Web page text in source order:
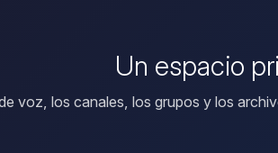
Un espacio
voz, los canales, los grupos y los